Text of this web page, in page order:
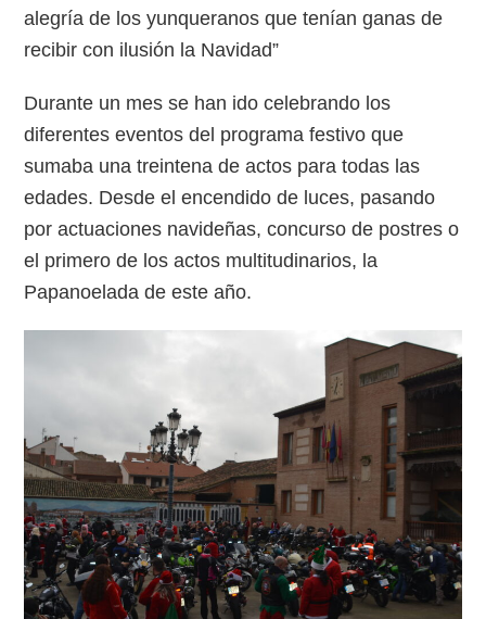
alegría de los yunqueranos que tenían ganas de
recibir con ilusión la Navidad”
Durante un mes se han ido celebrando los
diferentes eventos del programa festivo que
sumaba una treintena de actos para todas las
edades. Desde el encendido de luces, pasando
por actuaciones navideñas, concurso de postres o
el primero de los actos multitudinarios, la
Papanoelada de este año.